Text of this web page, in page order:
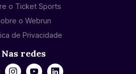
o Ticket Sports
o Webrun
de Privacidade
Nas redes